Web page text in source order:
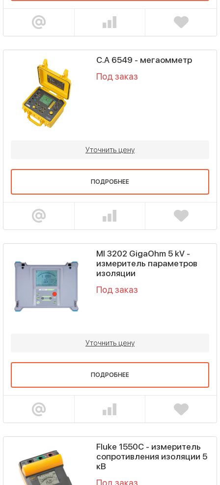
C.A 6549 - мегаомметр
Под заказ
Уточнить цену
ПОДРОБНЕЕ
MI 3202 GigaOhm 5 kV -
измеритель параметров
изоляции
Под заказ
Уточнить цену
ПОДРОБНЕЕ
Fluke 1550C - измеритель
сопротивления изоляции 5
кВ
Под заказ